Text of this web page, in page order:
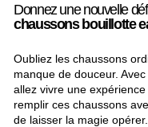
Donnez une nouvelle
chaussons bouillotte
Oubliez les chaussons
manque de douceur.
allez vivre une
remplir ces chaussons
de laisser la magie